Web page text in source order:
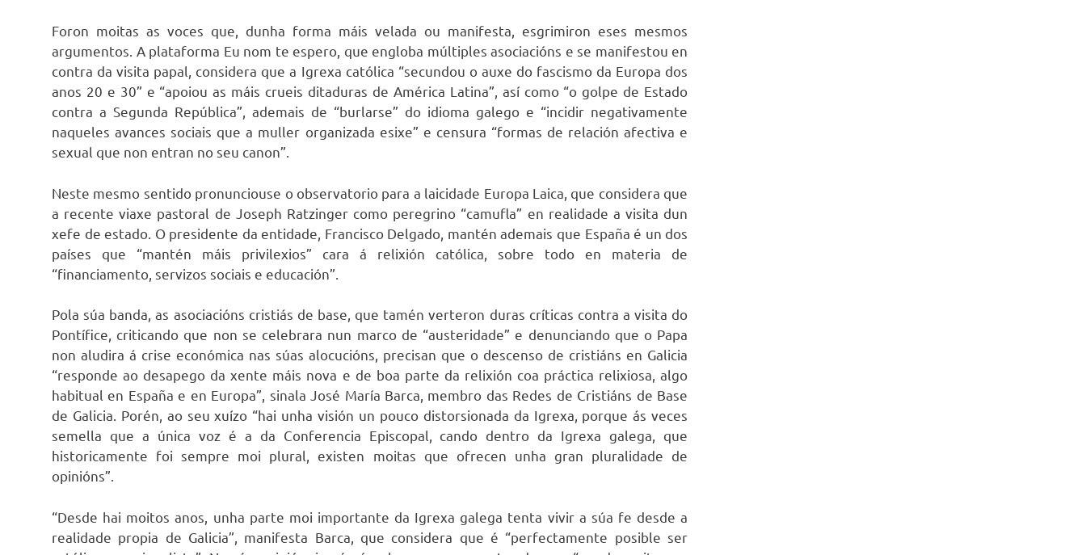
Foron moitas as voces que, dunha forma máis velada ou manifesta, esgrimiron eses mesmos
argumentos. A plataforma Eu nom te espero, que engloba múltiples asociacións e se manifestou en
contra da visita papal, considera que a Igrexa católica “secundou o auxe do fascismo da Europa dos
anos 20 e 30” e “apoiou as máis crueis ditaduras de América Latina”, así como “o golpe de Estado
contra a Segunda República”, ademais de “burlarse” do idioma galego e “incidir negativamente
naqueles avances sociais que a muller organizada esixe” e censura “formas de relación afectiva e
sexual que non entran no seu canon”.
Neste mesmo sentido pronunciouse o observatorio para a laicidade Europa Laica, que considera que
a recente viaxe pastoral de Joseph Ratzinger como peregrino “camufla” en realidade a visita dun
xefe de estado. O presidente da entidade, Francisco Delgado, mantén ademais que España é un dos
países que “mantén máis privilexios” cara á relixión católica, sobre todo en materia de
“financiamento, servizos sociais e educación”.
Pola súa banda, as asociacións cristiás de base, que tamén verteron duras críticas contra a visita do
Pontífice, criticando que non se celebrara nun marco de “austeridade” e denunciando que o Papa
non aludira á crise económica nas súas alocucións, precisan que o descenso de cristiáns en Galicia
“responde ao desapego da xente máis nova e de boa parte da relixión coa práctica relixiosa, algo
habitual en España e en Europa”, sinala José María Barca, membro das Redes de Cristiáns de Base
de Galicia. Porén, ao seu xuízo “hai unha visión un pouco distorsionada da Igrexa, porque ás veces
semella que a única voz é a da Conferencia Episcopal, cando dentro da Igrexa galega, que
historicamente foi sempre moi plural, existen moitas que ofrecen unha gran pluralidade de
opinións”.
“Desde hai moitos anos, unha parte moi importante da Igrexa galega tenta vivir a súa fe desde a
realidade propia de Galicia”, manifesta Barca, que considera que é “perfectamente posible ser